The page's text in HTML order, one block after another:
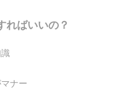
ればいいの？
ナー